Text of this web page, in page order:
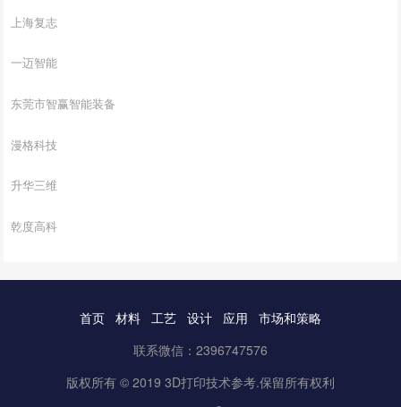
上海复志
一迈智能
东莞市智赢智能装备
漫格科技
升华三维
乾度高科
首页 材料 工艺 设计 应用
市场和策略
联系微信：2396747576
版权所有 © 2019 3D打印技术参考.保留所有权利